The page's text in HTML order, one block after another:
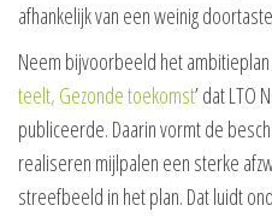
afhankelijk van een weinig
Neem bijvoorbeeld het ambitieplan
teelt, Gezonde toekomst’ dat LTO
publiceerde. Daarin vormt de
realiseren mijlpalen een sterke
streefbeeld in het plan. Dat luidt